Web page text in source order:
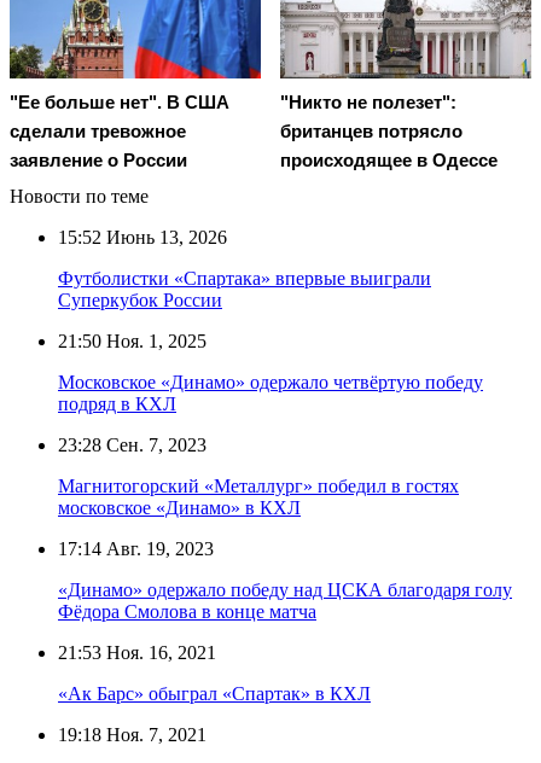
"Ее больше нет". В США
сделали тревожное
заявление о России
"Никто не полезет":
британцев потрясло
происходящее в Одессе
Новости по теме
15:52 Июнь 13, 2026
Футболистки «Спартака» впервые выиграли
Суперкубок России
21:50 Ноя. 1, 2025
Московское «Динамо» одержало четвёртую победу
подряд в КХЛ
23:28 Сен. 7, 2023
Магнитогорский «Металлург» победил в гостях
московское «Динамо» в КХЛ
17:14 Авг. 19, 2023
«Динамо» одержало победу над ЦСКА благодаря голу
Фёдора Смолова в конце матча
21:53 Ноя. 16, 2021
«Ак Барс» обыграл «Спартак» в КХЛ
19:18 Ноя. 7, 2021